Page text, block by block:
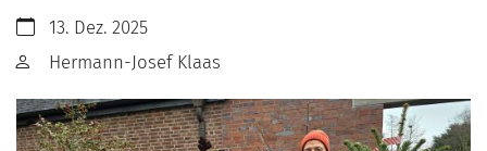
Datum:13. Dez. 2025
Von: Hermann-Josef Klaas